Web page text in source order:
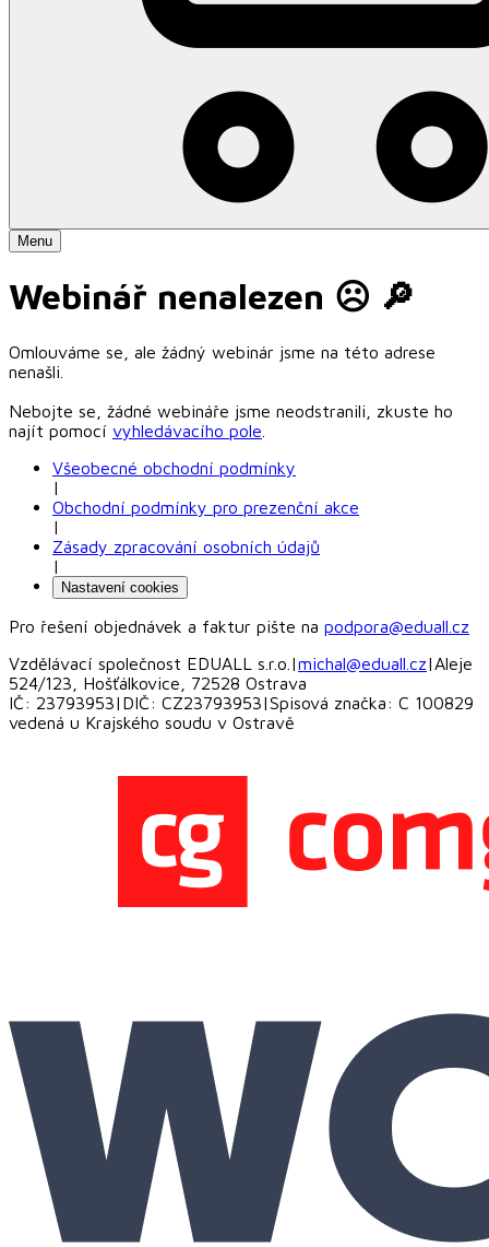
Menu
Webinář nenalezen ☹️ 🔎
Omlouváme se, ale žádný webinár jsme na této adrese
nenašli.
Nebojte se, žádné webináře jsme neodstranili, zkuste ho
najít pomocí vyhledávacího pole
Všeobecné obchodní podmínky
|
Obchodní podmínky pro prezenční akce
|
Zásady zpracování osobních údajů
|
Nastavení cookies
Pro řešení objednávek a faktur pište na podpora@eduall.cz
Vzdělávací společnost EDUALL s.r.o. |michal@eduall.cz|Aleje
524/123, Hošťálkovice, 72528 Ostrava
IČ: 23793953| DIČ: CZ23793953|Spisová značka: C 100829
vedená u Krajského soudu v Ostravě